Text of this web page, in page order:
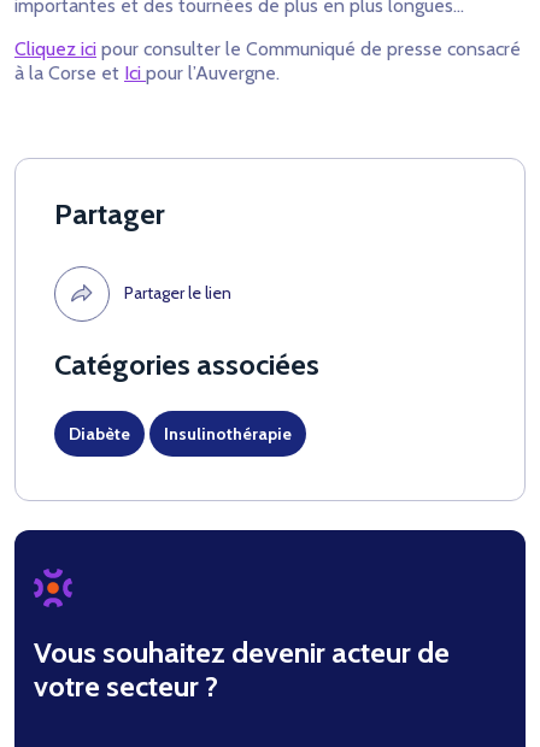
importantes et des tournées de plus en plus longues…
Cliquez ici pour consulter le Communiqué de presse consacré
à la Corse et Ici pour l’Auvergne.
Partager
Partager le lien
Catégories associées
Diabète Insulinothérapie
Vous souhaitez devenir acteur de
votre secteur ?